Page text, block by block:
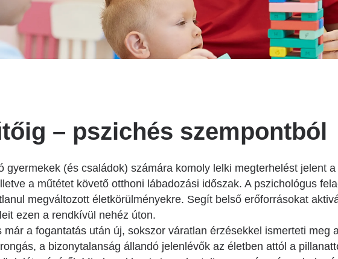
Háziorvosi körzetek Pest
vármegyére vonatkozóan
Patika ügyeleti link Pest
Nemzeti szívinfarktus regiszter
Anyaszállás/Családbarát ellátás
a Gyermekszív Központban
Betegtájékoztatók
atlasza
Gyógyszertár
– pszichés szempontból
gyermekek (és családok) számára komoly lelki megterhelést jelent
a műtétet követő otthoni lábadozási időszak. A pszichológus
megváltozott életkörülményekre. Segít belső erőforrásokat
ezen a rendkívül nehéz úton.
már a fogantatás után új, sokszor váratlan érzésekkel ismerteti meg
a bizonytalanság állandó jelenlévők az életben attól a